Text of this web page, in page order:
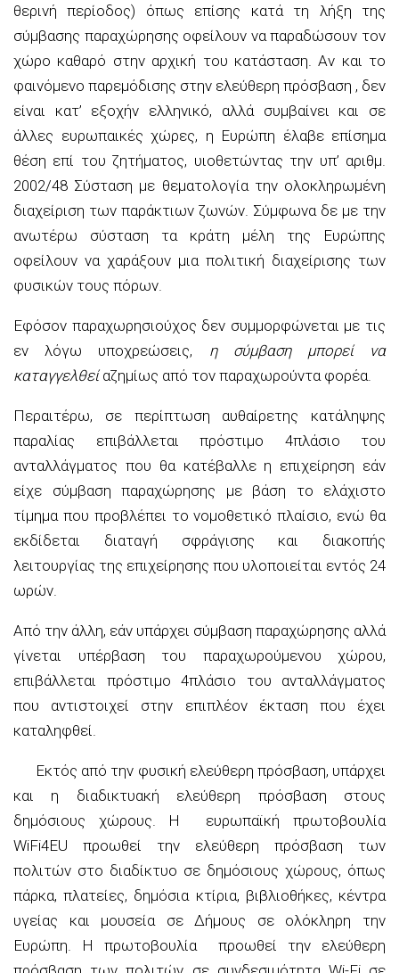
θερινή περίοδος) όπως επίσης κατά τη λήξη της
σύμβασης παραχώρησης οφείλουν να παραδώσουν τον
χώρο καθαρό στην αρχική του κατάσταση. Αν και το
φαινόμενο παρεμόδισης στην ελεύθερη πρόσβαση , δεν
είναι κατ’ εξοχήν ελληνικό, αλλά συμβαίνει και σε
άλλες ευρωπαικές χώρες, η Ευρώπη έλαβε επίσημα
θέση επί του ζητήματος, υιοθετώντας την υπ’ αριθμ.
2002/48 Σύσταση με θεματολογία την ολοκληρωμένη
διαχείριση των παράκτιων ζωνών. Σύμφωνα δε με την
ανωτέρω σύσταση τα κράτη μέλη της Ευρώπης
οφείλουν να χαράξουν μια πολιτική διαχείρισης των
φυσικών τους πόρων.
Εφόσον παραχωρησιούχος δεν συμμορφώνεται με τις
εν λόγω υποχρεώσεις, η σύμβαση μπορεί να
καταγγελθεί αζημίως από τον παραχωρούντα φορέα.
Περαιτέρω, σε περίπτωση αυθαίρετης κατάληψης
παραλίας επιβάλλεται πρόστιμο 4πλάσιο του
ανταλλάγματος που θα κατέβαλλε η επιχείρηση εάν
είχε σύμβαση παραχώρησης με βάση το ελάχιστο
τίμημα που προβλέπει το νομοθετικό πλαίσιο, ενώ θα
εκδίδεται διαταγή σφράγισης και διακοπής
λειτουργίας της επιχείρησης που υλοποιείται εντός 24
ωρών.
Από την άλλη, εάν υπάρχει σύμβαση παραχώρησης αλλά
γίνεται υπέρβαση του παραχωρούμενου χώρου,
επιβάλλεται πρόστιμο 4πλάσιο του ανταλλάγματος
που αντιστοιχεί στην επιπλέον έκταση που έχει
καταληφθεί.
Εκτός από την φυσική ελεύθερη πρόσβαση, υπάρχει
και η διαδικτυακή ελεύθερη πρόσβαση στους
δημόσιους χώρους. Η ευρωπαϊκή πρωτοβουλία
WiFi4EU προωθεί την ελεύθερη πρόσβαση των
πολιτών στο διαδίκτυο σε δημόσιους χώρους, όπως
πάρκα, πλατείες, δημόσια κτίρια, βιβλιοθήκες, κέντρα
υγείας και μουσεία σε Δήμους σε ολόκληρη την
Ευρώπη. Η πρωτοβουλία προωθεί την ελεύθερη